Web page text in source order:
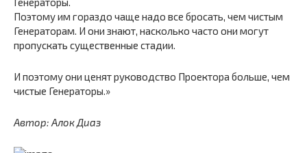
Поэтому им гораздо чаще надо все бросать, чем чистым
Генераторам. И они знают, насколько часто они могут
пропускать существенные стадии.
И поэтому они ценят руководство Проектора больше, чем
чистые Генераторы.»
Автор: Алок Диаз